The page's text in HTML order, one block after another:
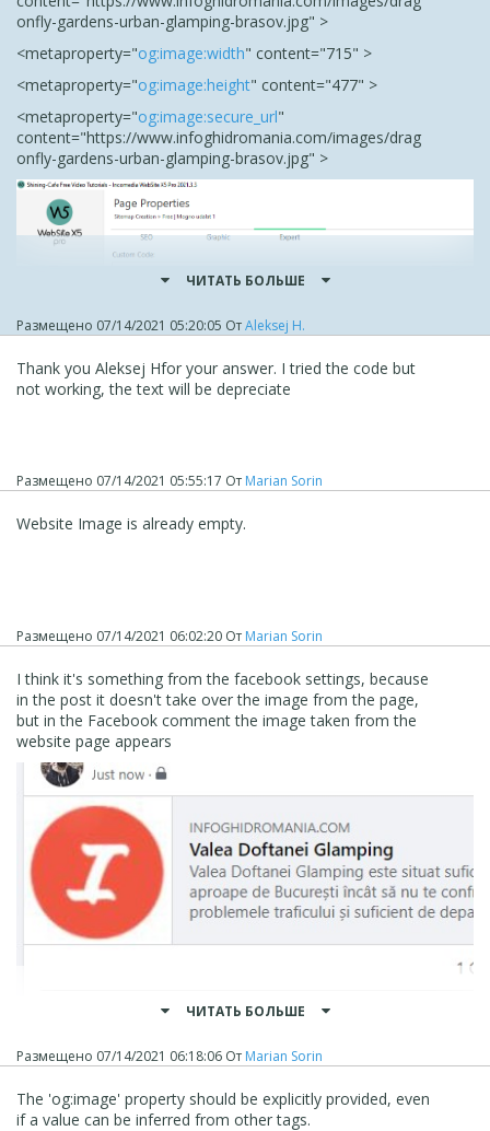
onfly-gardens-urban-glamping-brasov.jpg" >
<metaproperty="og:image:width" content="715" >
<metaproperty="og:image:height" content="477" >
<metaproperty="og:image:secure_url"
content="https://www.infoghidromania.com/images/drag
onfly-gardens-urban-glamping-brasov.jpg" >
You may also need to remove the following:
ЧИТАТЬ БОЛЬШЕ
Размещено 07/14/2021 05:20:05 ОтAleksej H.
Thank you Aleksej Hfor your answer. I tried the code but
not working, the text will be depreciate
Размещено 07/14/2021 05:55:17 От Marian Sorin
Website Image is already empty.
Размещено 07/14/2021 06:02:20 От Marian Sorin
I think it's something from the facebook settings, because
in the post it doesn't take over the image from the page,
but in the Facebook comment the image taken from the
website page appears
ЧИТАТЬ БОЛЬШЕ
Размещено 07/14/2021 06:18:06 От Marian Sorin
The 'og:image' property should be explicitly provided, even
if a value can be inferred from other tags.